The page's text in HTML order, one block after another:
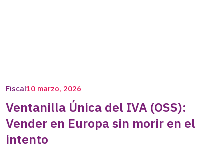
Fiscal10 marzo, 2026
Ventanilla Única del IVA (OSS):
Vender en Europa sin morir en el
intento